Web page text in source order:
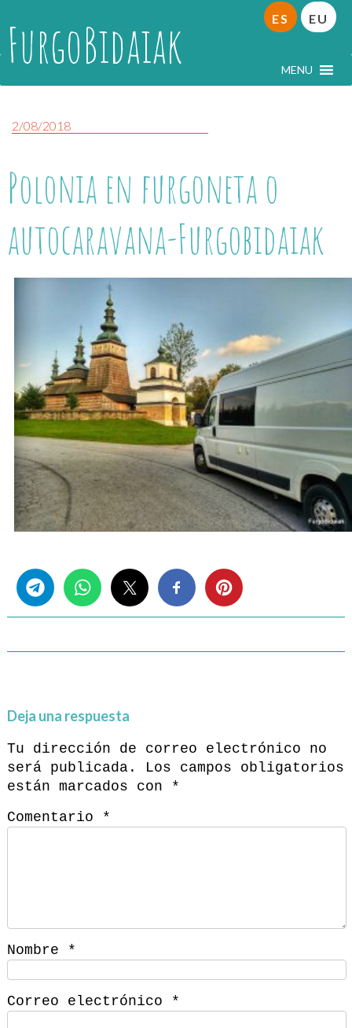
FurgoBidaiak MENU
ES EU
2/08/2018
Polonia en furgoneta o
autocaravana-Furgobidaiak
Deja una respuesta
Tu dirección de correo electrónico no
será publicada.
Los campos obligatorios
están marcados con
*
Comentario
*
Nombre *
Correo electrónico *